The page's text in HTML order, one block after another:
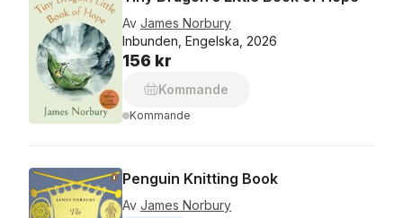
Av James Norbury
Inbunden, Engelska, 2026
156 kr
Kommande
Kommande
Penguin Knitting Book
Av James Norbury